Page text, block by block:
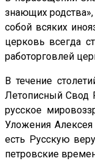
знающих
собой всяких
церковь всегда
работорговлей
В течение
Летописный Свод
русское
Уложения Алексея
есть Русскую
петровские